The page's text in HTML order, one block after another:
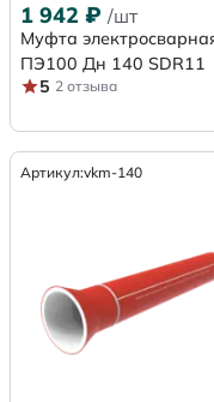
1 942 ₽ /шт
Муфта
ПЭ100 Дн 140 SDR11
5 2 отзыва
Артикул:vkm-140